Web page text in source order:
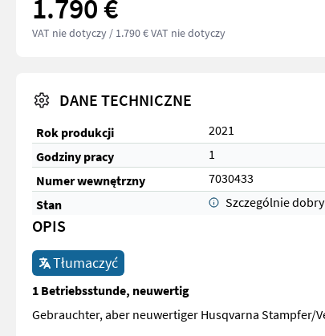
1.790 €
VAT nie dotyczy / 1.790 € VAT nie dotyczy
DANE TECHNICZNE
Rok produkcji
2021
Godziny pracy
1
Numer wewnętrzny
7030433
Stan
Szczególnie dobry
OPIS
Tłumaczyć
1 Betriebsstunde, neuwertig
Gebrauchter, aber neuwertiger Husqvarna Stampfer/